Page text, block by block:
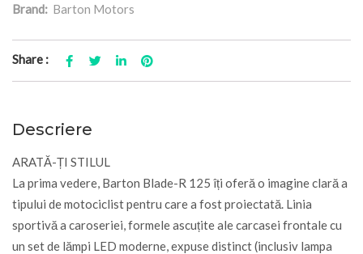
Brand: Barton Motors
Share :
Descriere
ARATĂ-ȚI STILUL
La prima vedere, Barton Blade-R 125 îți oferă o imagine clară a
tipului de motociclist pentru care a fost proiectată. Linia
sportivă a caroseriei, formele ascuțite ale carcasei frontale cu
un set de lămpi LED moderne, expuse distinct (inclusiv lampa